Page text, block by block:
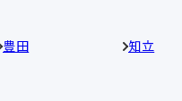
豊田 知立